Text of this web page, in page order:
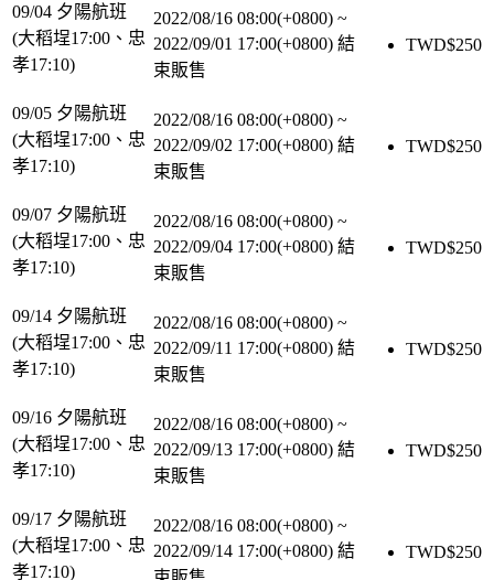
09/04 夕陽航班
(大稻埕17:00、忠
孝17:10)
2022/08/16 08:00(+0800) ~
2022/09/01 17:00(+0800) 結
束販售
TWD$250
09/05 夕陽航班
(大稻埕17:00、忠
孝17:10)
2022/08/16 08:00(+0800) ~
2022/09/02 17:00(+0800) 結
束販售
TWD$250
09/07 夕陽航班
(大稻埕17:00、忠
孝17:10)
2022/08/16 08:00(+0800) ~
2022/09/04 17:00(+0800) 結
束販售
TWD$250
09/14 夕陽航班
(大稻埕17:00、忠
孝17:10)
2022/08/16 08:00(+0800) ~
2022/09/11 17:00(+0800) 結
束販售
TWD$250
09/16 夕陽航班
(大稻埕17:00、忠
孝17:10)
2022/08/16 08:00(+0800) ~
2022/09/13 17:00(+0800) 結
束販售
TWD$250
09/17 夕陽航班
(大稻埕17:00、忠
孝17:10)
2022/08/16 08:00(+0800) ~
2022/09/14 17:00(+0800) 結
TWD$250